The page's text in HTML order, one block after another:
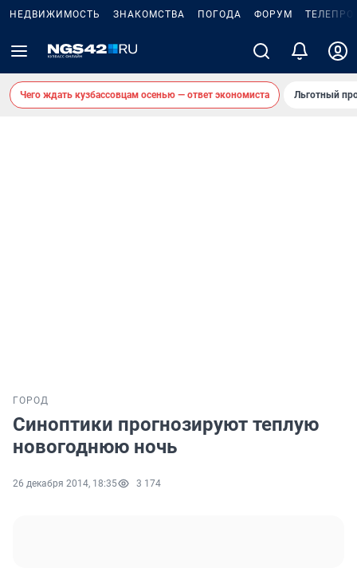
НЕДВИЖИМОСТЬ ЗНАКОМСТВА ПОГОДА ФОРУМ
Чего ждать кузбассовцам осенью — ответ экономиста Льготный
ГОРОД
Синоптики прогнозируют теплую
новогоднюю ночь
26 декабря 2014, 18:35 3 174